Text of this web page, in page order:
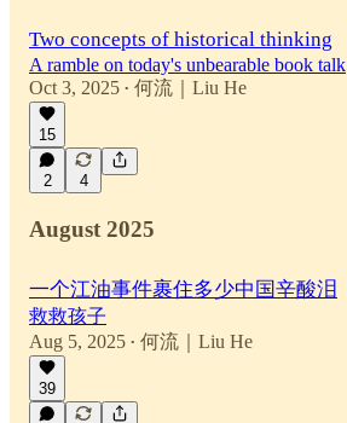
Two concepts of historical thinking
A ramble on today's unbearable book talk
Oct 3, 2025 • 何流｜Liu He
15
2 4
August 2025
一个江油事件裹住多少中国辛酸泪
救救孩子
Aug 5, 2025 • 何流｜Liu He
39